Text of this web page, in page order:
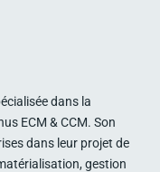
dans la
ECM & CCM. Son
dans leur projet de
gestion